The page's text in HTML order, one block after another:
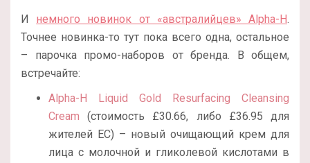
И немного новинок от «австралийцев» Alpha-H.
Точнее новинка-то тут пока всего одна, остальное
– парочка промо-наборов от бренда. В общем,
встречайте:
Alpha-H Liquid Gold Resurfacing Cleansing
Cream (стоимость £30.66, либо £36.95 для
жителей ЕС) – новый очищающий крем для
лица с молочной и гликолевой кислотами в